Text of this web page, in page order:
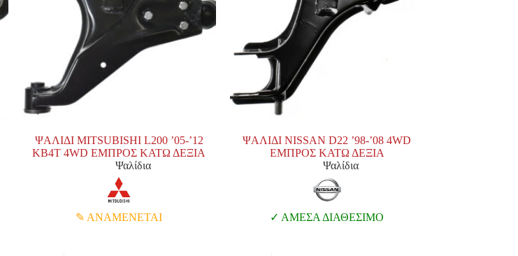
ΨΑΛΙΔΙ MITSUBISHI L200 ’05-’12
KB4T 4WD ΕΜΠΡΟΣ ΚΑΤΩ ΔΕΞΙΑ
Ψαλίδια
ΑΝΑΜΕΝΕΤΑΙ
ΨΑΛΙΔΙ NISSAN D22 ’98-’08 4WD
ΕΜΠΡΟΣ ΚΑΤΩ ΔΕΞΙΑ
Ψαλίδια
ΑΜΕΣΑ ΔΙΑΘΕΣΙΜΟ